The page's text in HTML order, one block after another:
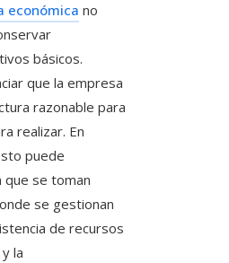
económica no
básicos.
que la empresa
razonable para
realizar. En
puede
que se toman
se gestionan
de recursos
la